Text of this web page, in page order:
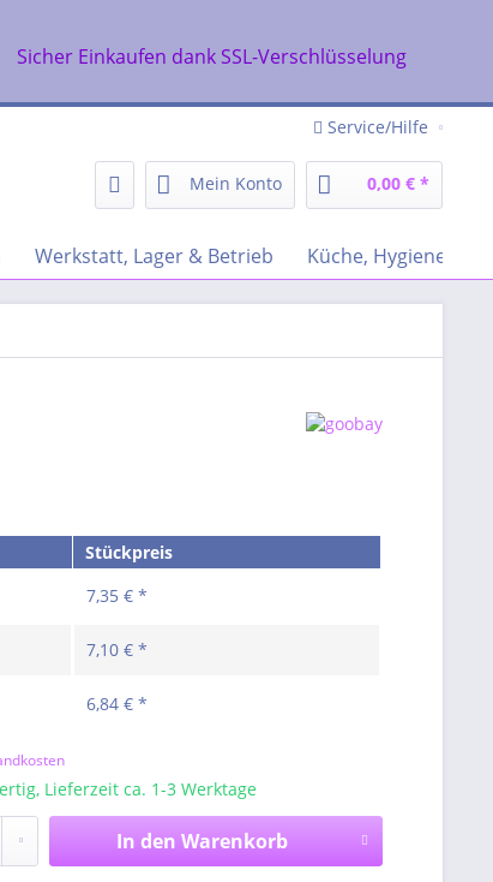
Sicher Einkaufen dank SSL-Verschlüsselung
Service/Hilfe
Mein Konto 0,00 € *
Werkstatt, Lager & Betrieb Küche, Hygiene &
Stückpreis
7,35 € *
7,10 € *
6,84 € *
Lieferzeit ca. 1-3 Werktage
In den Warenkorb